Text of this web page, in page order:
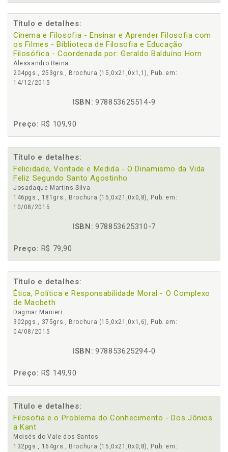
Título e detalhes:
Cinema e Filosofia - Ensinar e Aprender Filosofia com
os Filmes - Biblioteca de Filosofia e Educação
Filosófica - Coordenada por: Geraldo Balduíno Horn
Alessandro Reina
204pgs., 253grs., Brochura (15,0x21,0x1,1), Pub. em:
14/12/2015
ISBN: 978853625514-9
Preço: R$ 109,90
Título e detalhes:
Felicidade, Vontade e Medida - O Dinamismo da Vida
Feliz Segundo Santo Agostinho
Josadaque Martins Silva
146pgs., 181grs., Brochura (15,0x21,0x0,8), Pub. em:
10/08/2015
ISBN: 978853625310-7
Preço: R$ 79,90
Título e detalhes:
Ética, Política e Responsabilidade Moral - O Complexo
de Macbeth
Dagmar Manieri
302pgs., 375grs., Brochura (15,0x21,0x1,6), Pub. em:
04/08/2015
ISBN: 978853625294-0
Preço: R$ 149,90
Título e detalhes:
Filosofia e o Problema do Conhecimento - Dos Jônios
a Kant
Moisés do Vale dos Santos
132pgs., 164grs., Brochura (15,0x21,0x0,8), Pub. em: